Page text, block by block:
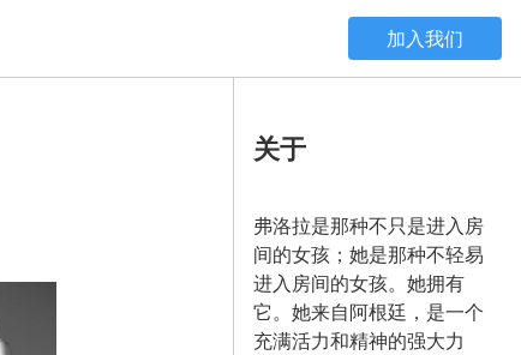
加入我们
关于
弗洛拉是那种不只是进入房
间的女孩；她是那种不轻易
进入房间的女孩。她拥有
它。她来自阿根廷，是一个
充满活力和精神的强大力